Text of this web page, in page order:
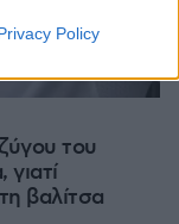
Policy
του
βαλίτσα